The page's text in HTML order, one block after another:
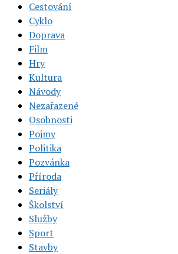
Cestování
Cyklo
Doprava
Film
Hry
Kultura
Návody
Nezařazené
Osobnosti
Pojmy
Politika
Pozvánka
Příroda
Seriály
Školství
Služby
Sport
Stavby